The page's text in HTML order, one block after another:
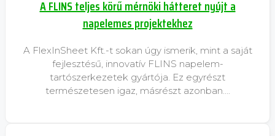
A FLINS teljes körű mérnöki hátteret nyújt a
napelemes projektekhez
A FlexInSheet Kft.-t sokan úgy ismerik, mint a saját
fejlesztésű, innovatív FLINS napelem-
tartószerkezetek gyártója. Ez egyrészt
természetesen igaz, másrészt azonban….